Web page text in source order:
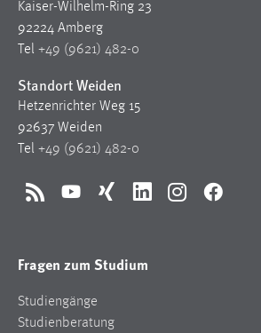
Kaiser-Wilhelm-Ring 23
92224 Amberg
Tel +49 (9621) 482-0
Standort Weiden
Hetzenrichter Weg 15
92637 Weiden
Tel +49 (9621) 482-0
RSS YouTubeXing LinkedInInstagramFacebook
Fragen zum Studium
Studiengänge
Studienberatung